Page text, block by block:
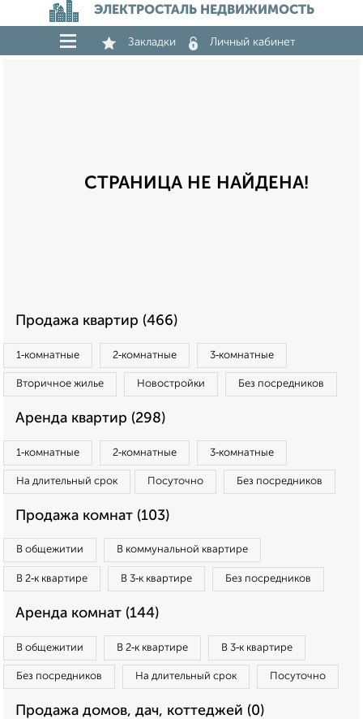
ЭЛЕКТРОСТАЛЬ НЕДВИЖИМОСТЬ
Закладки Личный кабинет
СТРАНИЦА НЕ НАЙДЕНА!
Продажа квартир (466)
1‑комнатные 2‑комнатные 3‑комнатные
Вторичное жилье Новостройки Без посредников
Аренда квартир (298)
1‑комнатные 2‑комнатные 3‑комнатные
На длительный срок Посуточно Без посредников
Продажа комнат (103)
В общежитии В коммунальной квартире
В 2‑к квартире В 3‑к квартире Без посредников
Аренда комнат (144)
В общежитии В 2‑к квартире В 3‑к квартире
Без посредников На длительный срок Посуточно
Продажа домов, дач, коттеджей (0)